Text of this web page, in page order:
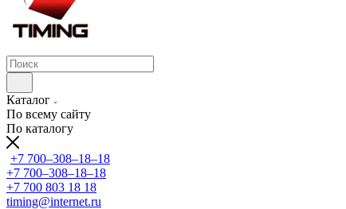
Каталог
По всему сайту
По каталогу
+7 700‒308‒18‒18
+7 700‒308‒18‒18
+7 700 803 18 18
timing@internet.ru